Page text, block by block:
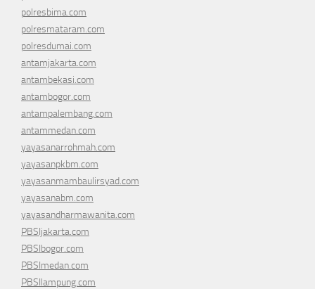
polresbima.com
polresmataram.com
polresdumai.com
antamjakarta.com
antambekasi.com
antambogor.com
antampalembang.com
antammedan.com
yayasanarrohmah.com
yayasanpkbm.com
yayasanmambaulirsyad.com
yayasanabm.com
yayasandharmawanita.com
PBSIjakarta.com
PBSIbogor.com
PBSImedan.com
PBSIlampung.com